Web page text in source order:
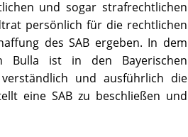
und sogar strafrechtlichen
persönlich für die rechtlichen
des SAB ergeben. In dem
Bulla ist in den Bayerischen
und ausführlich die
eine SAB zu beschließen und